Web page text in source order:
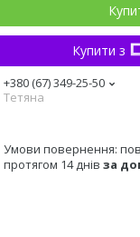
Купити з
+380 (67) 349-25-50
Тетяна
протягом 14 днів за